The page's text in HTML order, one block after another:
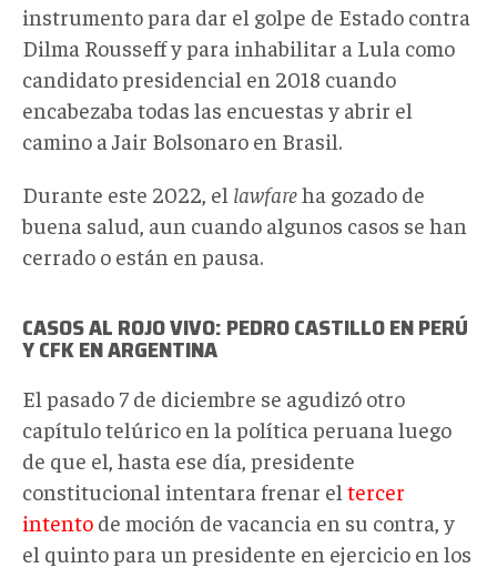
instrumento para dar el golpe de Estado contra
Dilma Rousseff y para inhabilitar a Lula como
candidato presidencial en 2018 cuando
encabezaba todas las encuestas y abrir el
camino a Jair Bolsonaro en Brasil.
Durante este 2022, el lawfareha gozado de
buena salud, aun cuando algunos casos se han
cerrado o están en pausa.
CASOS AL ROJO VIVO:PEDROCASTILLO EN PERÚ
Y CFK EN ARGENTINA
El pasado 7 de diciembre se agudizó otro
capítulo telúrico en la política peruana luego
de que el, hasta ese día, presidente
constitucional intentara frenar el tercer
intento de moción de vacancia en su contra, y
el quinto para un presidente en ejercicio en los